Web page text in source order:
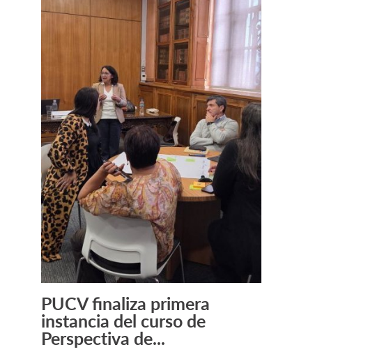
Leer Más +
PUCV finaliza primera
instancia del curso de
Perspectiva de...